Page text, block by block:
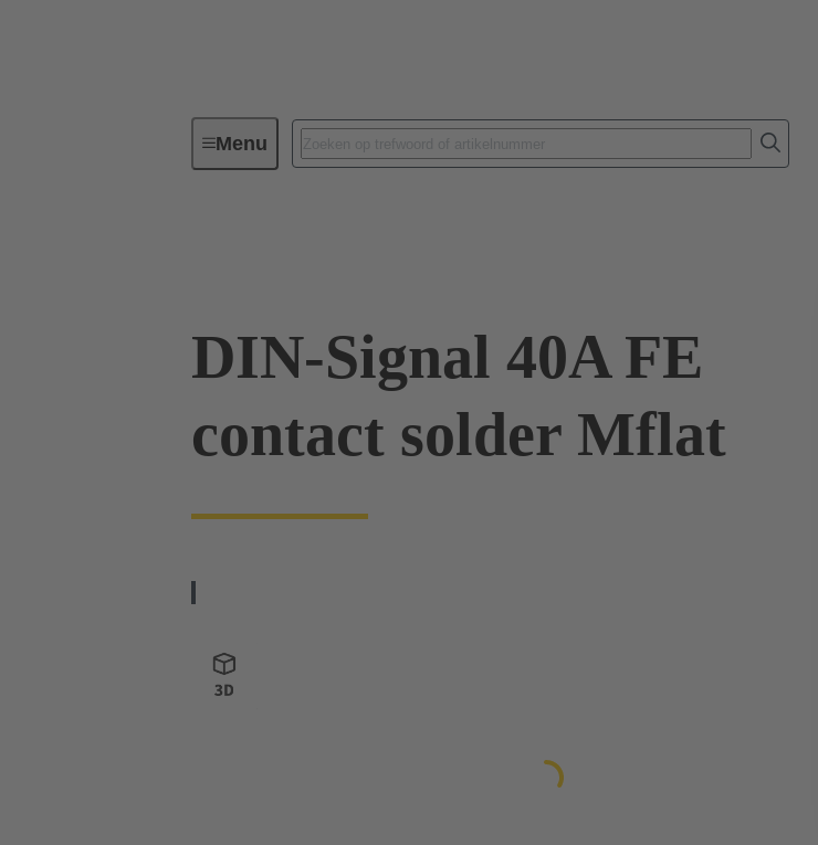
MenuConnectivity apparaat Printplaat-naar-printplaat connectoren
DIN-Signal 40A FE
contact solder Mflat